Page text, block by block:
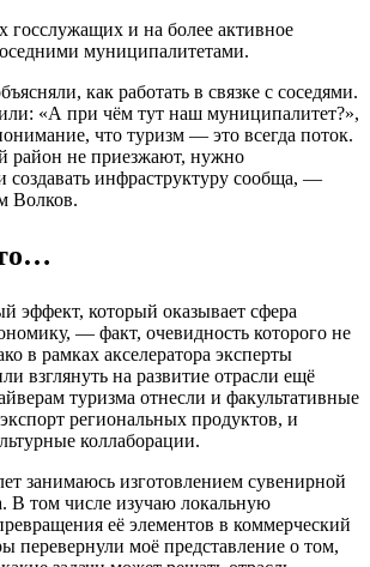
госслужащих и на более активное
муниципалитетами.
как работать в связке с соседями.
«А при чём тут наш муниципалитет?»,
что туризм — это всегда поток.
район не приезжают, нужно
создавать инфраструктуру сообща, —
Волков.
эффект, который оказывает сфера
— факт, очевидность которого не
в рамках акселератора эксперты
взглянуть на развитие отрасли ещё
туризма отнесли и факультативные
региональных продуктов, и
коллаборации.
занимаюсь изготовлением сувенирной
В том числе изучаю локальную
её элементов в коммерческий
перевернули моё представление о том,